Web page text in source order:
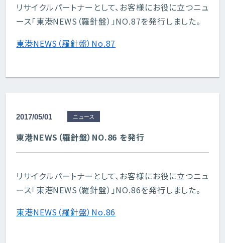
リサイクルパートナーとして、お客様にお役に立つニュ
ース「東港NEWS（羅針盤）」NO.87を発行しました。
東港NEWS（羅針盤）No.87
2017/05/01 ニュース
東港NEWS（羅針盤）NO.86 を発行
リサイクルパートナーとして、お客様にお役に立つニュ
ース「東港NEWS（羅針盤）」NO.86を発行しました。
東港NEWS（羅針盤）No.86